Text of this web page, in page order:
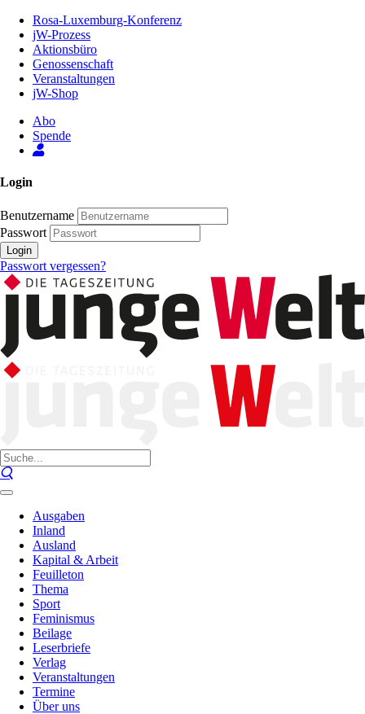
Inhalt
Seite
Rosa-Luxemburg-Konferenz
jW-Prozess
Aktionsbüro
Genossenschaft
Veranstaltungen
jW-Shop
Abo
Spende
Login
Benutzername
Passwort
Login
Passwort vergessen?
Ausgaben
Inland
Ausland
Kapital & Arbeit
Feuilleton
Thema
Sport
Feminismus
Beilage
Leserbriefe
Verlag
Veranstaltungen
Termine
Über uns